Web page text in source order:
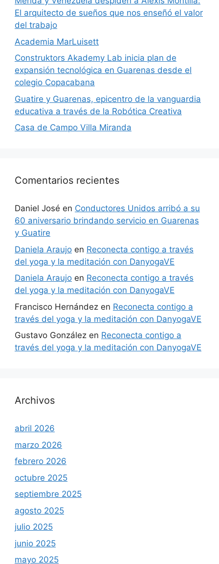
El arquitecto de sueños que nos enseñó el valor
del trabajo
Academia MarLuisett
Construktors Akademy Lab inicia plan de
expansión tecnológica en Guarenas desde el
colegio Copacabana
Guatire y Guarenas, epicentro de la vanguardia
educativa a través de la Robótica Creativa
Casa de Campo Villa Miranda
Comentarios recientes
Daniel José en Conductores Unidos arribó a su
60 aniversario brindando servicio en Guarenas
y Guatire
Daniela Araujo en Reconecta contigo a través
del yoga y la meditación con DanyogaVE
Daniela Araujo en Reconecta contigo a través
del yoga y la meditación con DanyogaVE
Francisco Hernández en Reconecta contigo a
través del yoga y la meditación con DanyogaVE
Gustavo González en Reconecta contigo a
través del yoga y la meditación con DanyogaVE
Archivos
abril 2026
marzo 2026
febrero 2026
octubre 2025
septiembre 2025
agosto 2025
julio 2025
junio 2025
mayo 2025